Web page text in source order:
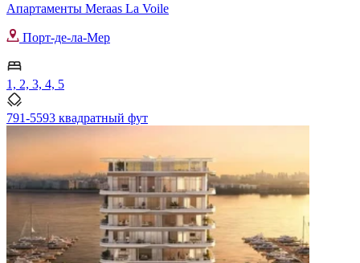
Апартаменты Meraas La Voile
Порт-де-ла-Мер
1, 2, 3, 4, 5
791-5593 квадратный фут